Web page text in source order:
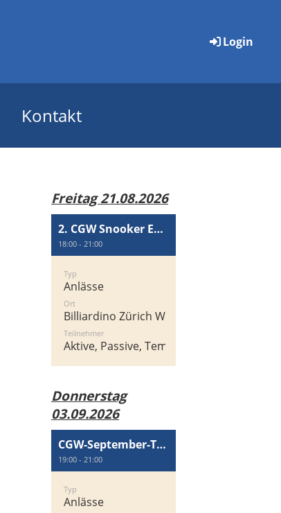
Login
Kontakt
Freitag 21.08.2026
2. CGW Snooker Event
18:00 - 21:00
Typ
Anlässe
Ort
Billiardino Zürich West, Heinrichstrasse
Teilnehmer
Aktive, Passive, Temporär Passiv
Donnerstag
03.09.2026
CGW-September-Treff
19:00 - 21:00
Typ
Anlässe